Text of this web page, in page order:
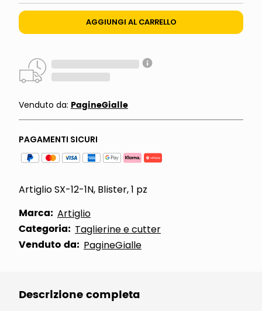
AGGIUNGI AL CARRELLO
Venduto da: PagineGialle
PAGAMENTI SICURI
Artiglio SX-12-1N, Blister, 1 pz
Marca: Artiglio
Categoria: Taglierine e cutter
Venduto da: PagineGialle
Descrizione completa